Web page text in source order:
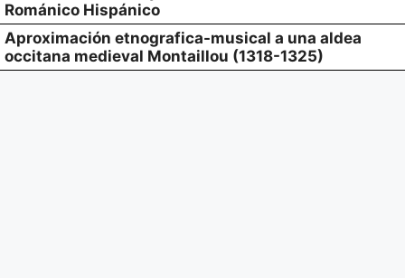
Románico Hispánico
Aproximación etnografica-musical a una aldea
occitana medieval Montaillou (1318-1325)